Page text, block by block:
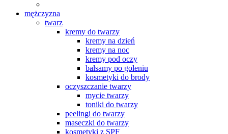
mężczyzna
twarz
kremy do twarzy
kremy na dzień
kremy na noc
kremy pod oczy
balsamy po goleniu
kosmetyki do brody
oczyszczanie twarzy
mycie twarzy
toniki do twarzy
peelingi do twarzy
maseczki do twarzy
kosmetyki z SPF